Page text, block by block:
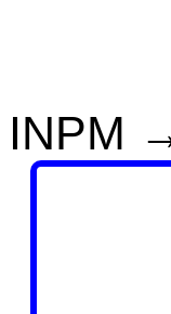
INPM